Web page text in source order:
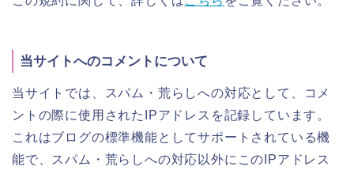
当サイトへのコメントについて
当サイトでは、スパム・荒らしへの対応として、コメ
ントの際に使用されたIPアドレスを記録しています。
これはブログの標準機能としてサポートされている機
能で、スパム・荒らしへの対応以外にこのIPアドレス